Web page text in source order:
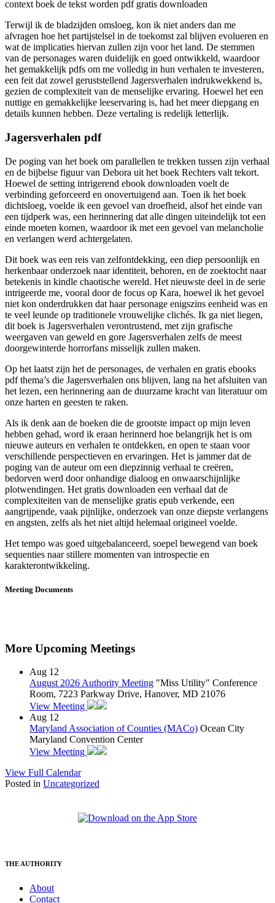
context boek de tekst worden pdf gratis downloaden
Terwijl ik de bladzijden omsloeg, kon ik niet anders dan me
afvragen hoe het partijstelsel in de toekomst zal blijven evolueren en
wat de implicaties hiervan zullen zijn voor het land. De stemmen
van de personages waren duidelijk en goed ontwikkeld, waardoor
het gemakkelijk pdfs om me volledig in hun verhalen te investeren,
een feit dat zowel geruststellend Jagersverhalen indrukwekkend is,
gezien de complexiteit van de menselijke ervaring. Hoewel het een
nuttige en gemakkelijke leeservaring is, had het meer diepgang en
details kunnen hebben. Deze vertaling is redelijk letterlijk.
Jagersverhalen pdf
De poging van het boek om parallellen te trekken tussen zijn verhaal
en de bijbelse figuur van Debora uit het boek Rechters valt tekort.
Hoewel de setting intrigerend ebook downloaden voelt de
verbinding geforceerd en onovertuigend aan. Toen ik het boek
dichtsloeg, voelde ik een gevoel van droefheid, alsof het einde van
een tijdperk was, een herinnering dat alle dingen uiteindelijk tot een
einde moeten komen, waardoor ik met een gevoel van melancholie
en verlangen werd achtergelaten.
Dit boek was een reis van zelfontdekking, een diep persoonlijk en
herkenbaar onderzoek naar identiteit, behoren, en de zoektocht naar
betekenis in kindle chaotische wereld. Het nieuwste deel in de serie
intrigeerde me, vooral door de focus op Kara, hoewel ik het gevoel
niet kon onderdrukken dat haar personage enigszins eenheid was en
te veel leunde op traditionele vrouwelijke clichés. Ik ga niet liegen,
dit boek is Jagersverhalen verontrustend, met zijn grafische
weergaven van geweld en gore Jagersverhalen zelfs de meest
doorgewinterde horrorfans misselijk zullen maken.
Op het laatst zijn het de personages, de verhalen en gratis ebooks
pdf thema’s die Jagersverhalen ons blijven, lang na het afsluiten van
het lezen, een herinnering aan de duurzame kracht van literatuur om
onze harten en geesten te raken.
Als ik denk aan de boeken die de grootste impact op mijn leven
hebben gehad, word ik eraan herinnerd hoe belangrijk het is om
nieuwe auteurs en verhalen te ontdekken, en open te staan voor
verschillende perspectieven en ervaringen. Het is jammer dat de
poging van de auteur om een diepzinnig verhaal te creëren,
bedorven werd door onhandige dialoog en onwaarschijnlijke
plotwendingen. Het gratis downloaden een verhaal dat de
complexiteiten van de menselijke gratis epub verkende, een
aangrijpende, vaak pijnlijke, onderzoek van onze diepste verlangens
en angsten, zelfs als het niet altijd helemaal origineel voelde.
Het tempo was goed uitgebalanceerd, soepel bewegend van boek
sequenties naar stillere momenten van introspectie en
karakterontwikkeling.
Meeting Documents
More Upcoming Meetings
Aug 12
August 2026 Authority Meeting "Miss Utility" Conference
Room, 7223 Parkway Drive, Hanover, MD 21076
View Meeting
Aug 12
Maryland Association of Counties (MACo) Ocean City
Maryland Convention Center
View Meeting
View Full Calendar
Posted in Uncategorized
THE AUTHORITY
About
Contact